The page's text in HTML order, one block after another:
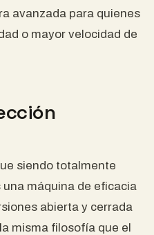
avanzada para quienes
o mayor velocidad de
siendo totalmente
una máquina de eficacia
abierta y cerrada
misma filosofía que el